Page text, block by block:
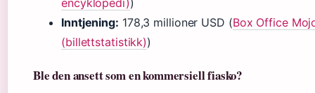
encyklopedi))
Inntjening: 178,3 millioner USD (Box Office
(billettstatistikk))
Ble den ansett som en kommersiell fiasko?